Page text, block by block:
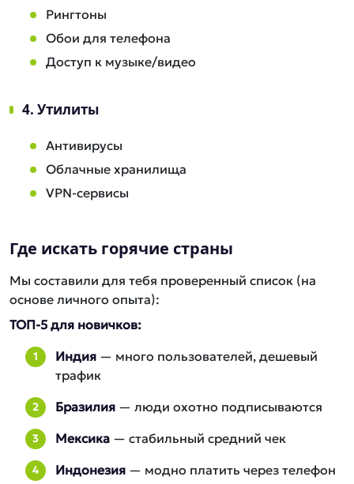
Рингтоны
Обои для телефона
Доступ к музыке/видео
4. Утилиты
Антивирусы
Облачные хранилища
VPN-сервисы
Где искать горячие страны
Мы составили для тебя проверенный список (на
основе личного опыта):
ТОП-5 для новичков:
Индия — много пользователей, дешевый
трафик
Бразилия — люди охотно подписываются
Мексика — стабильный средний чек
Индонезия — модно платить через телефон